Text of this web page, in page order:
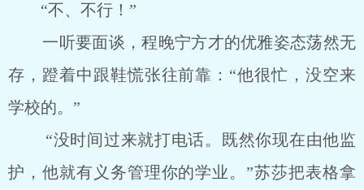
“不、不行！”
一听要面谈，程晚宁方才的优雅姿态荡然无
存，蹬着中跟鞋慌张往前靠：“他很忙，没空来
学校的。”
“没时间过来就打电话。既然你现在由他监
护，他就有义务管理你的学业。”苏莎把表格拿